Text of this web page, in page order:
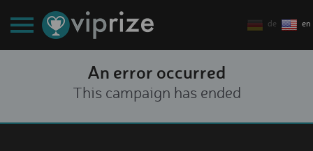
de en
An error occurred
This campaign has ended